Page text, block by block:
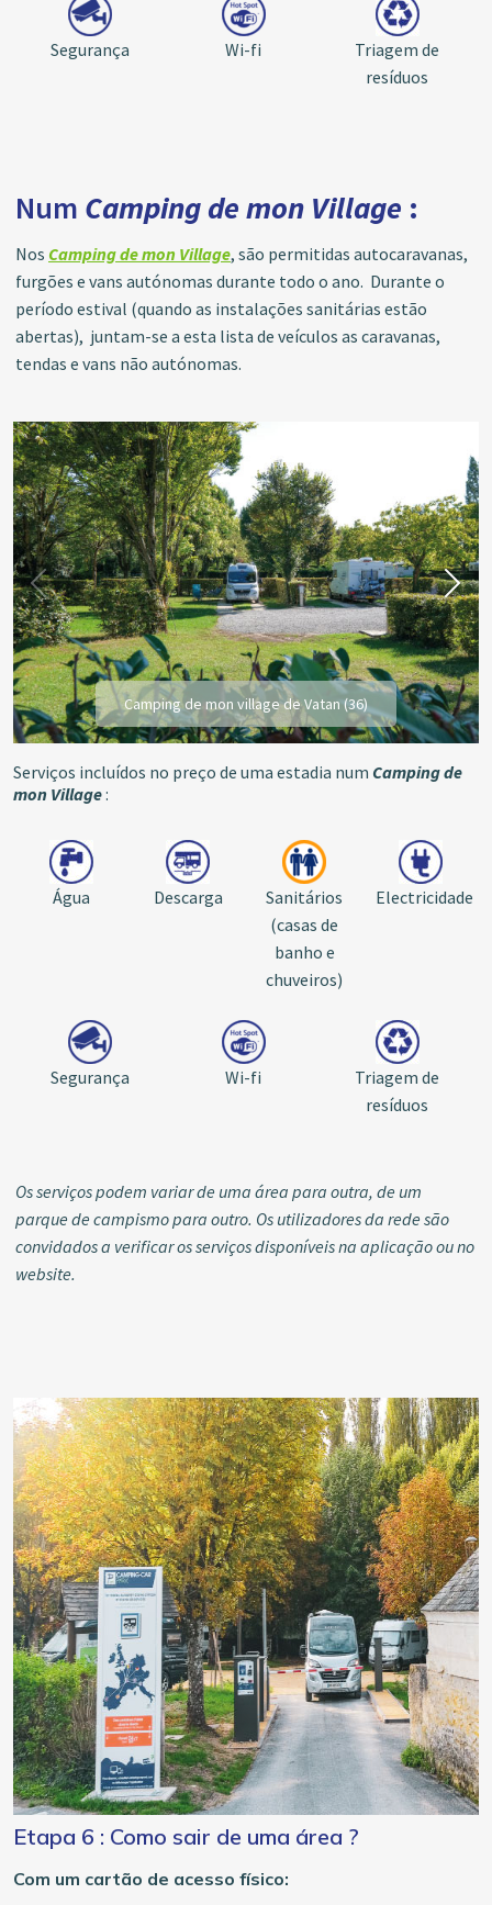
Triagem de
resíduos
Segurança Wi-fi
Num Camping de mon Village :
Nos Camping de mon Village, são permitidas autocaravanas,
furgões e vans autónomas durante todo o ano. Durante o
período estival (quando as instalações sanitárias estão
abertas), juntam-se a esta lista de veículos as caravanas,
tendas e vans não autónomas.
Serviços incluídos no preço de uma estadia num Camping de
mon Village:
Electricidade
Água Descarga
Sanitários
(casas de
banho e
chuveiros)
Triagem de
resíduos
Segurança Wi-fi
Camping de mon village de Vatan (36)
Os serviços podem variar de uma área para outra, de um
parque de campismo para outro. Os utilizadores da rede são
convidados a verificar os serviços disponíveis na aplicação ou no
website.
Etapa 6 : Como sair de uma área ?
Com um cartão de acesso físico: